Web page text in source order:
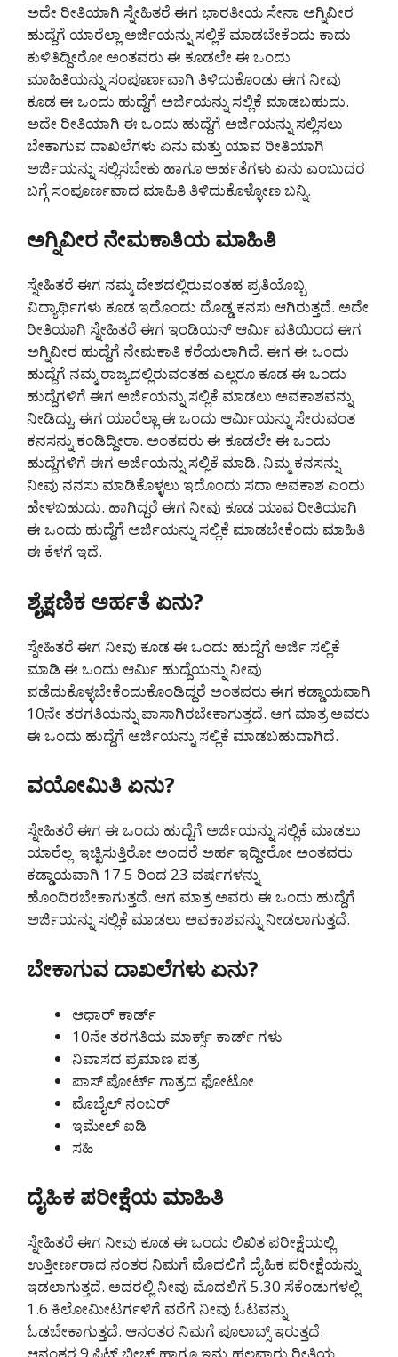
ಅದೇ ರೀತಿಯಾಗಿ ಸ್ನೇಹಿತರೆ ಈಗ ಭಾರತೀಯ ಸೇನಾ ಅಗ್ನಿವೀರ
ಹುದ್ದೆಗೆ ಯಾರೆಲ್ಲಾ ಅರ್ಜಿಯನ್ನು ಸಲ್ಲಿಕೆ ಮಾಡಬೇಕೆಂದು ಕಾದು
ಕುಳಿತಿದ್ದೀರೋ ಅಂತವರು ಈ ಕೂಡಲೇ ಈ ಒಂದು
ಮಾಹಿತಿಯನ್ನು ಸಂಪೂರ್ಣವಾಗಿ ತಿಳಿದುಕೊಂಡು ಈಗ ನೀವು
ಕೂಡ ಈ ಒಂದು ಹುದ್ದೆಗೆ ಅರ್ಜಿಯನ್ನು ಸಲ್ಲಿಕೆ ಮಾಡಬಹುದು.
ಅದೇ ರೀತಿಯಾಗಿ ಈ ಒಂದು ಹುದ್ದೆಗೆ ಅರ್ಜಿಯನ್ನು ಸಲ್ಲಿಸಲು
ಬೇಕಾಗುವ ದಾಖಲೆಗಳು ಏನು ಮತ್ತು ಯಾವ ರೀತಿಯಾಗಿ
ಅರ್ಜಿಯನ್ನು ಸಲ್ಲಿಸಬೇಕು ಹಾಗೂ ಅರ್ಹತೆಗಳು ಏನು ಎಂಬುದರ
ಬಗ್ಗೆ ಸಂಪೂರ್ಣವಾದ ಮಾಹಿತಿ ತಿಳಿದುಕೊಳ್ಳೋಣ ಬನ್ನಿ.
ಅಗ್ನಿವೀರ ನೇಮಕಾತಿಯ ಮಾಹಿತಿ
ಸ್ನೇಹಿತರೆ ಈಗ ನಮ್ಮ ದೇಶದಲ್ಲಿರುವಂತಹ ಪ್ರತಿಯೊಬ್ಬ
ವಿದ್ಯಾರ್ಥಿಗಳು ಕೂಡ ಇದೊಂದು ದೊಡ್ಡ ಕನಸು ಆಗಿರುತ್ತದೆ. ಅದೇ
ರೀತಿಯಾಗಿ ಸ್ನೇಹಿತರೆ ಈಗ ಇಂಡಿಯನ್ ಆರ್ಮಿ ವತಿಯಿಂದ ಈಗ
ಅಗ್ನಿವೀರ ಹುದ್ದೆಗೆ ನೇಮಕಾತಿ ಕರೆಯಲಾಗಿದೆ. ಈಗ ಈ ಒಂದು
ಹುದ್ದೆಗೆ ನಮ್ಮ ರಾಜ್ಯದಲ್ಲಿರುವಂತಹ ಎಲ್ಲರೂ ಕೂಡ ಈ ಒಂದು
ಹುದ್ದೆಗಳಿಗೆ ಈಗ ಅರ್ಜಿಯನ್ನು ಸಲ್ಲಿಕೆ ಮಾಡಲು ಅವಕಾಶವನ್ನು
ನೀಡಿದ್ದು. ಈಗ ಯಾರೆಲ್ಲಾ ಈ ಒಂದು ಆರ್ಮಿಯನ್ನು ಸೇರುವಂತ
ಕನಸನ್ನು ಕಂಡಿದ್ದೀರಾ. ಅಂತವರು ಈ ಕೂಡಲೇ ಈ ಒಂದು
ಹುದ್ದೆಗಳಿಗೆ ಈಗ ಅರ್ಜಿಯನ್ನು ಸಲ್ಲಿಕೆ ಮಾಡಿ. ನಿಮ್ಮ ಕನಸನ್ನು
ನೀವು ನನಸು ಮಾಡಿಕೊಳ್ಳಲು ಇದೊಂದು ಸದಾ ಅವಕಾಶ ಎಂದು
ಹೇಳಬಹುದು. ಹಾಗಿದ್ದರೆ ಈಗ ನೀವು ಕೂಡ ಯಾವ ರೀತಿಯಾಗಿ
ಈ ಒಂದು ಹುದ್ದೆಗೆ ಅರ್ಜಿಯನ್ನು ಸಲ್ಲಿಕೆ ಮಾಡಬೇಕೆಂದು ಮಾಹಿತಿ
ಈ ಕೆಳಗೆ ಇದೆ.
ಶೈಕ್ಷಣಿಕ ಅರ್ಹತೆ ಏನು?
ಸ್ನೇಹಿತರೆ ಈಗ ನೀವು ಕೂಡ ಈ ಒಂದು ಹುದ್ದೆಗೆ ಅರ್ಜಿ ಸಲ್ಲಿಕೆ
ಮಾಡಿ ಈ ಒಂದು ಆರ್ಮಿ ಹುದ್ದೆಯನ್ನು ನೀವು
ಪಡೆದುಕೊಳ್ಳಬೇಕೆಂದುಕೊಂಡಿದ್ದರೆ ಅಂತವರು ಈಗ ಕಡ್ಡಾಯವಾಗಿ
10ನೇ ತರಗತಿಯನ್ನು ಪಾಸಾಗಿರಬೇಕಾಗುತ್ತದೆ. ಆಗ ಮಾತ್ರ ಅವರು
ಈ ಒಂದು ಹುದ್ದೆಗೆ ಅರ್ಜಿಯನ್ನು ಸಲ್ಲಿಕೆ ಮಾಡಬಹುದಾಗಿದೆ.
ವಯೋಮಿತಿ ಏನು?
ಸ್ನೇಹಿತರೆ ಈಗ ಈ ಒಂದು ಹುದ್ದೆಗೆ ಅರ್ಜಿಯನ್ನು ಸಲ್ಲಿಕೆ ಮಾಡಲು
ಯಾರೆಲ್ಲ ಇಚ್ಛಿಸುತ್ತಿರೋ ಅಂದರೆ ಅರ್ಹ ಇದ್ದೀರೋ ಅಂತವರು
ಕಡ್ಡಾಯವಾಗಿ 17.5 ರಿಂದ 23 ವರ್ಷಗಳನ್ನು
ಹೊಂದಿರಬೇಕಾಗುತ್ತದೆ. ಆಗ ಮಾತ್ರ ಅವರು ಈ ಒಂದು ಹುದ್ದೆಗೆ
ಅರ್ಜಿಯನ್ನು ಸಲ್ಲಿಕೆ ಮಾಡಲು ಅವಕಾಶವನ್ನು ನೀಡಲಾಗುತ್ತದೆ.
ಬೇಕಾಗುವ ದಾಖಲೆಗಳು ಏನು?
ಆಧಾರ್ ಕಾರ್ಡ್
10ನೇ ತರಗತಿಯ ಮಾರ್ಕ್ಸ್ ಕಾರ್ಡ್ ಗಳು
ನಿವಾಸದ ಪ್ರಮಾಣ ಪತ್ರ
ಪಾಸ್ ಪೋರ್ಟ್ ಗಾತ್ರದ ಫೋಟೋ
ಮೊಬೈಲ್ ನಂಬರ್
ಇಮೇಲ್ ಐಡಿ
ಸಹಿ
ದೈಹಿಕ ಪರೀಕ್ಷೆಯ ಮಾಹಿತಿ
ಸ್ನೇಹಿತರೆ ಈಗ ನೀವು ಕೂಡ ಈ ಒಂದು ಲಿಖಿತ ಪರೀಕ್ಷೆಯಲ್ಲಿ
ಉತ್ತೀರ್ಣರಾದ ನಂತರ ನಿಮಗೆ ಮೊದಲಿಗೆ ದೈಹಿಕ ಪರೀಕ್ಷೆಯನ್ನು
ಇಡಲಾಗುತ್ತದೆ. ಅದರಲ್ಲಿ ನೀವು ಮೊದಲಿಗೆ 5.30 ಸೆಕೆಂಡುಗಳಲ್ಲಿ
1.6 ಕಿಲೋಮೀಟರ್ಗಳಿಗೆ ವರೆಗೆ ನೀವು ಓಟವನ್ನು
ಓಡಬೇಕಾಗುತ್ತದೆ. ಆನಂತರ ನಿಮಗೆ ಪೂಲಾಬ್ಸ್ ಇರುತ್ತದೆ.